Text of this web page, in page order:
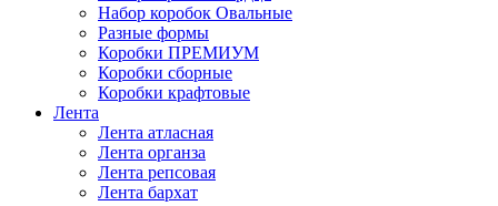
Набор коробок Овальные
Разные формы
Коробки ПРЕМИУМ
Коробки сборные
Коробки крафтовые
Лента
Лента атласная
Лента органза
Лента репсовая
Лента бархат